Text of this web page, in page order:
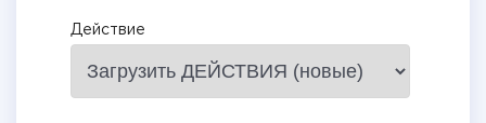
Действие